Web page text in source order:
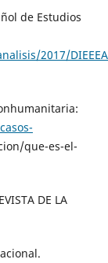
de Estudios
2017/
que-es-el-
DE LA